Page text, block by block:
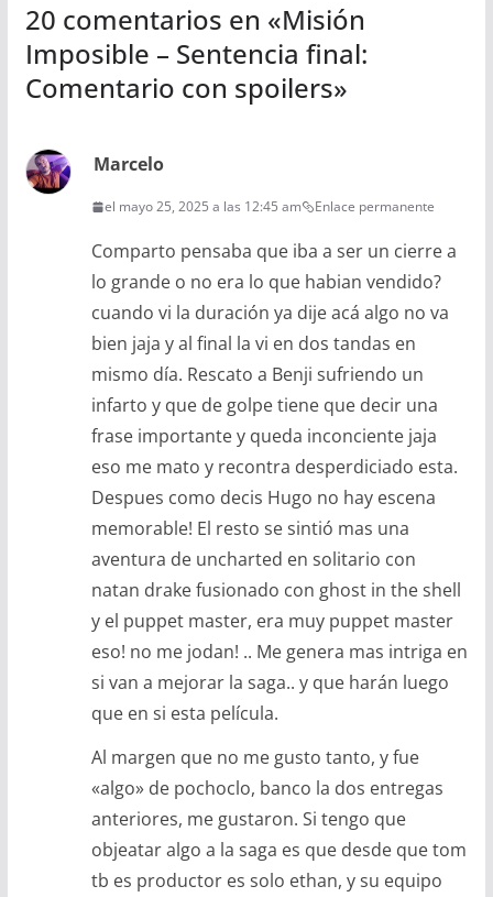
20 comentarios en «Misión
Imposible – Sentencia final:
Comentario con spoilers»
Marcelo
el mayo 25, 2025 a las 12:45 am Enlace permanente
Comparto pensaba que iba a ser un cierre a
lo grande o no era lo que habian vendido?
cuando vi la duración ya dije acá algo no va
bien jaja y al final la vi en dos tandas en
mismo día. Rescato a Benji sufriendo un
infarto y que de golpe tiene que decir una
frase importante y queda inconciente jaja
eso me mato y recontra desperdiciado esta.
Despues como decis Hugo no hay escena
memorable! El resto se sintió mas una
aventura de uncharted en solitario con
natan drake fusionado con ghost in the shell
y el puppet master, era muy puppet master
eso! no me jodan! .. Me genera mas intriga en
si van a mejorar la saga.. y que harán luego
que en si esta película.
Al margen que no me gusto tanto, y fue
«algo» de pochoclo, banco la dos entregas
anteriores, me gustaron. Si tengo que
objeatar algo a la saga es que desde que tom
tb es productor es solo ethan, y su equipo